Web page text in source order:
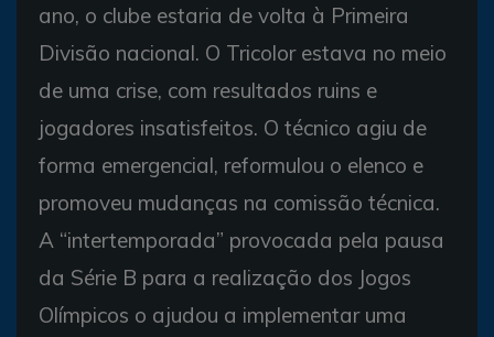
ano, o clube estaria de volta à Primeira
Divisão nacional. O Tricolor estava no meio
de uma crise, com resultados ruins e
jogadores insatisfeitos. O técnico agiu de
forma emergencial, reformulou o elenco e
promoveu mudanças na comissão técnica.
A “intertemporada” provocada pela pausa
da Série B para a realização dos Jogos
Olímpicos o ajudou a implementar uma